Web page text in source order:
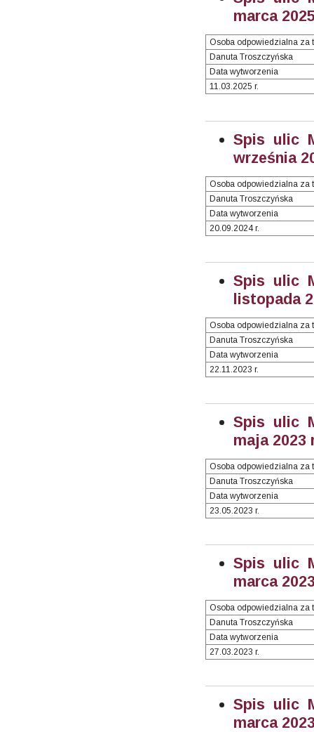
marca
Osoba odpowiedzialna za
Danuta Troszczyńska
Data wytworzenia
11.03.2025 r.
Spis ulic
września
Osoba odpowiedzialna za
Danuta Troszczyńska
Data wytworzenia
20.09.2024 r.
Spis ulic
listopada
Osoba odpowiedzialna za
Danuta Troszczyńska
Data wytworzenia
22.11.2023 r.
Spis ulic
maja 2023
Osoba odpowiedzialna za
Danuta Troszczyńska
Data wytworzenia
23.05.2023 r.
Spis ulic
marca
Osoba odpowiedzialna za
Danuta Troszczyńska
Data wytworzenia
27.03.2023 r.
Spis ulic
marca